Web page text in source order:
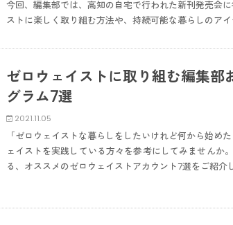
今回、編集部では、高知の自宅で行われた新刊発売会
ストに楽しく取り組む方法や、持続可能な暮らしのア
ゼロウェイストに取り組む編集部
グラム7選
2021.11.05
「ゼロウェイストな暮らしをしたいけれど何から始め
ェイストを実践している方々を参考にしてみません
る、オススメのゼロウェイストアカウント7選をご紹介